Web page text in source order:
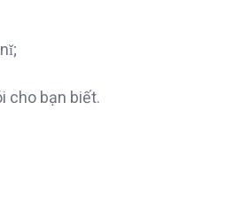
cho bạn biết.